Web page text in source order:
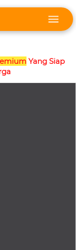
Yang Siap